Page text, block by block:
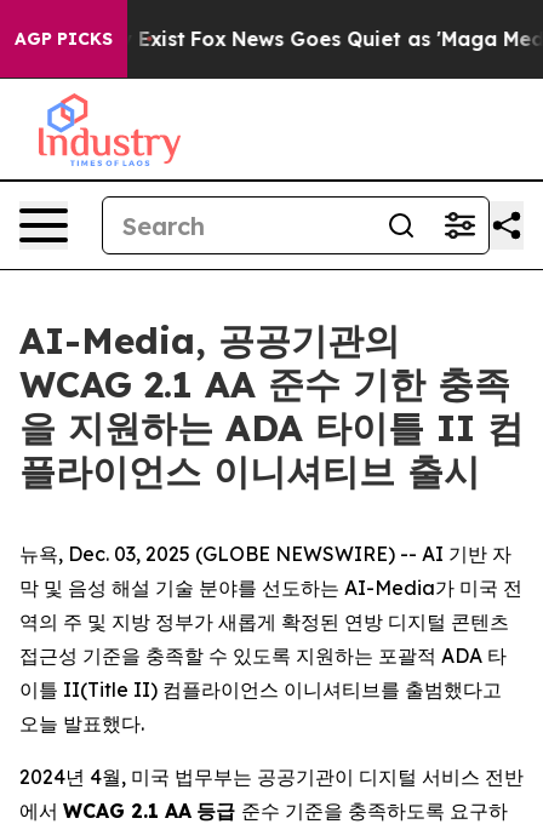
AGP PICKS
They Exist Fox News Goes Quiet as 'Maga Media
AI-Media, 공공기관의
WCAG 2.1 AA 준수 기한 충족
을 지원하는 ADA 타이틀 II 컴
플라이언스 이니셔티브 출시
뉴욕, Dec. 03, 2025 (GLOBE NEWSWIRE) -- AI 기반 자
막 및 음성 해설 기술 분야를 선도하는 AI-Media가 미국 전
역의 주 및 지방 정부가 새롭게 확정된 연방 디지털 콘텐츠
접근성 기준을 충족할 수 있도록 지원하는 포괄적 ADA 타
이틀 II(Title II) 컴플라이언스 이니셔티브를 출범했다고
오늘 발표했다.
2024년 4월, 미국 법무부는 공공기관이 디지털 서비스 전반
에서 WCAG 2.1 AA 등급 준수 기준을 충족하도록 요구하